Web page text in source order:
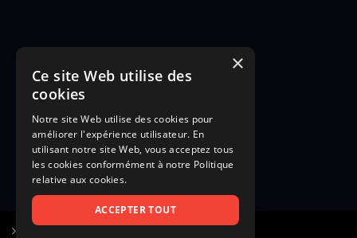
×
Ce site Web utilise des
cookies
Notre site Web utilise des cookies pour
améliorer l'expérience utilisateur. En
utilisant notre site Web, vous acceptez tous
les cookies conformément à notre Politique
relative aux cookies.
ACCEPTER TOUT